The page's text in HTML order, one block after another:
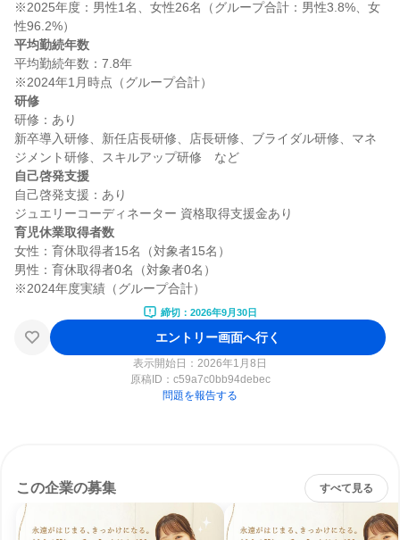
※2025年度：男性1名、女性26名（グループ合計：男性3.8%、女
平均勤続年数
平均勤続年数：7.8年
研修
研修：あり
新卒導入研修、新任店長研修、店長研修、ブライダル研修、マネ
自己啓発支援
自己啓発支援：あり
育児休業取得者数
女性：育休取得者15名（対象者15名）
男性：育休取得者0名（対象者0名）
締切：2026年9月30日
エントリー画面へ行く
表示開始日：2026年1月8日
原稿ID： c59a7c0bb94debec
問題を報告する
この企業の募集 すべて見る